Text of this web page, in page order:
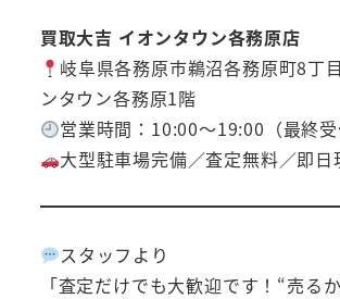
買取大吉 イオンタウン各務原店
岐阜県各務原市鵜沼各務原町8丁
ンタウン各務原1階
営業時間：10:00～19:00（最終受
大型駐車場完備／査定無料／即日
スタッフより
「査定だけでも大歓迎です！“売る